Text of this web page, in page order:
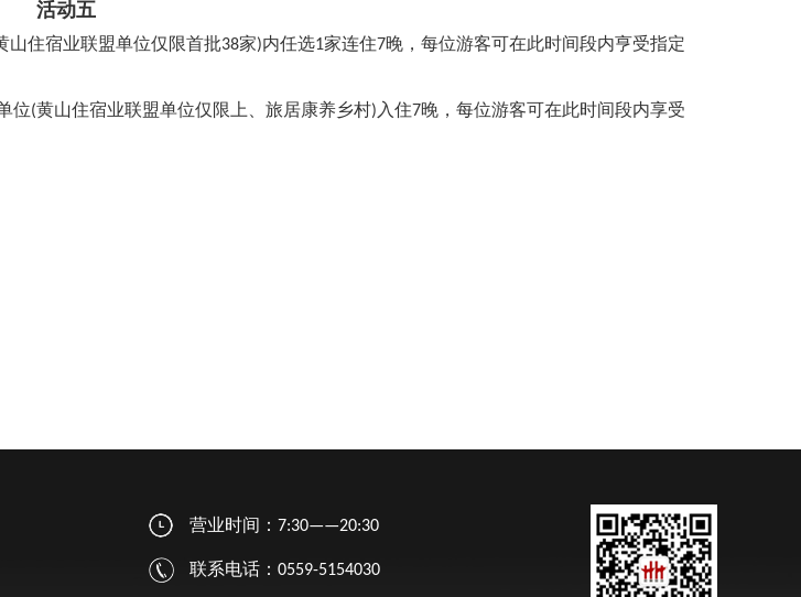
活动五
住宿业联盟单位仅限首批38家)内任选1家连住7晚，每位游客可在此时间段内亨受指定
住宿业联盟单位仅限上、旅居康养乡村)入住7晚，每位游客可在此时间段内享受